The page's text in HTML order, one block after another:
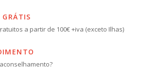
a partir de 100€ +iva (exceto Ilhas)